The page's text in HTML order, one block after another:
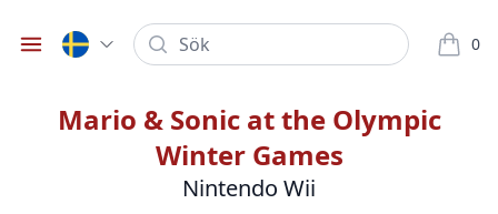
Öppna meny
Sök 0
varor i
Mario & Sonic at the Olympic
Winter Games
Nintendo Wii